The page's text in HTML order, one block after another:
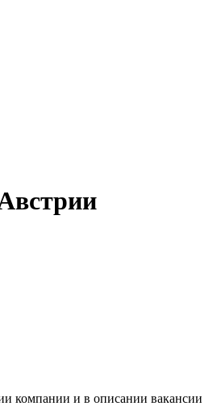
компании и в описании вакансии